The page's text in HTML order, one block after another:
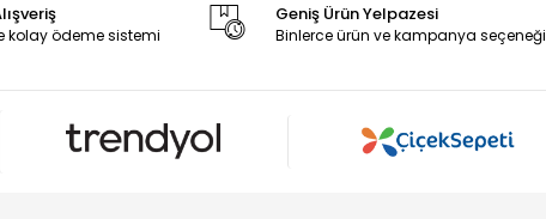
kolay ödeme sistemi
Geniş Ürün Yelpazesi
Binlerce ürün ve kampanya seçeneği